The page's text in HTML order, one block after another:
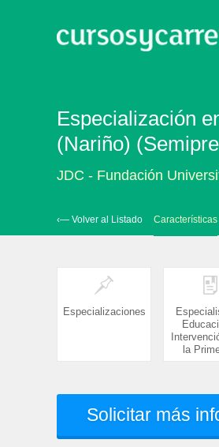
Especialización
(Nariño)
JDC - Fundación
‹— Volver al Listado Características
Especializaciones
la
Solicitar más